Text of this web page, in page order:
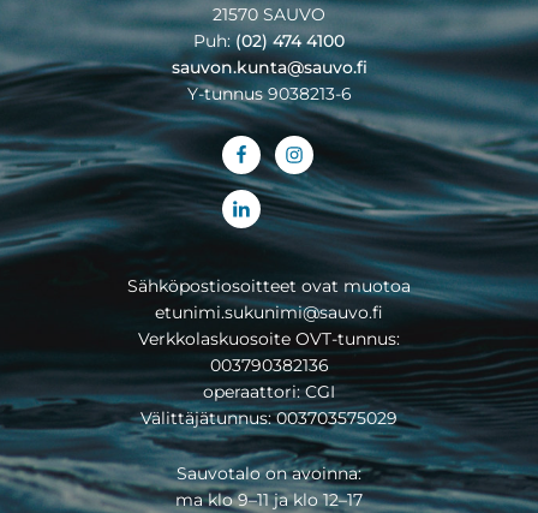
21570 SAUVO
Puh:(02) 474 4100
sauvon.kunta@sauvo.fi
Y-tunnus 9038213-6
Sähköpostiosoitteet ovat muotoa
etunimi.sukunimi@sauvo.fi
Verkkolaskuosoite OVT-tunnus:
003790382136
operaattori: CGI
Välittäjätunnus: 003703575029
Sauvotalo on avoinna:
ma klo 9–11 ja klo 12–17